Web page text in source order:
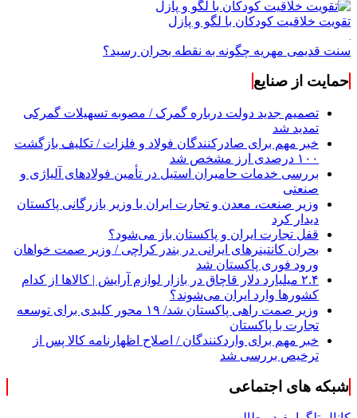
تقویت خلاقیت کودکان با لگو و پازل
سنت قدیمی مهریه چگونه به نقطه بحران رسید؟
حمایت از صنایع
تصمیم جدید دولت درباره گمرک / مصوبه تسهیلات گمرکی
تمدید شد
خبر مهم برای صادرکنندگان فولاد و فلزات / تکلیف بازگشت
۱۰۰ درصدی ارز مشخص شد
بررسی خدمات حامیران استیل در تأمین فولادهای آلیاژی و
صنعتی
وزیر صنعت، معدن و تجارت ایران با وزیر بازرگانی پاکستان
دیدار کرد
قفل تجارت ایران و پاکستان باز می‌شود؟
بحران کانتینر‌های ایرانی در بندر کراچی / وزیر صمت خواهان
ورود فوری پاکستان شد
۲.۴ میلیارد دلار قاچاق در بازار لوازم آرایش | کالاها از کدام
کشورها وارد ایران می‌شوند؟
وزیر صمت راهی پاکستان شد/ ۱۹ محور کلیدی برای توسعه
تجارت با پاکستان
خبر مهم برای واردکنندگان / اصلاح اظهارنامه کالا پس از
ترخیص بررسی شد
شبکه های اجتماعی